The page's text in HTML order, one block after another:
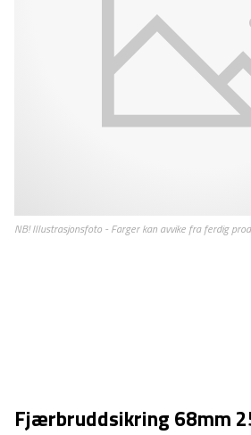
Fjærbruddsikring 68mm